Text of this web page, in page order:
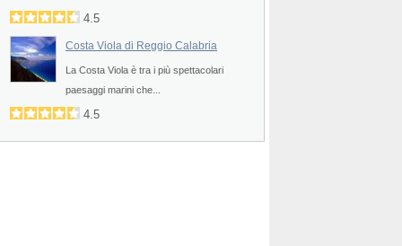
4.5
Costa Viola di Reggio Calabria
La Costa Viola è tra i più spettacolari
paesaggi marini che...
4.5